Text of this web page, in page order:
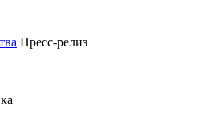
Пресс-релиз